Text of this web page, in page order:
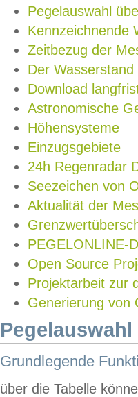
Pegelauswahl
Kennzeichnende
Zeitbezug der
Der Wasserstand
Download
Astronomische
Höhensysteme
Einzugsgebiete
24h Regenradar
Seezeichen von
Aktualität der
PEGELONLINE-
Open Source
Projektarbeit zur
Generierung von
Grundlegende
über die Tabelle